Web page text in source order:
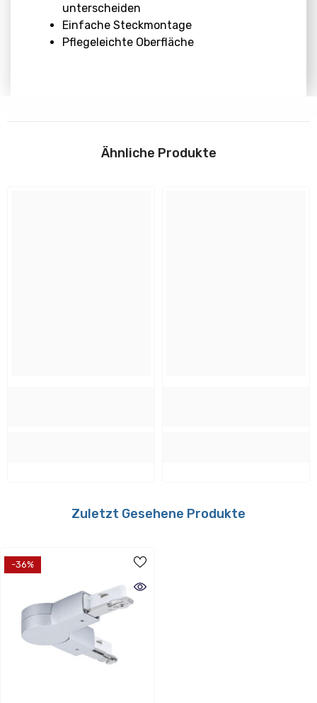
unterscheiden
Einfache Steckmontage
Pflegeleichte Oberfläche
Lebensdauer
Lebensdauer:
30000 h
Ähnliche Produkte
Zuletzt Gesehene Produkte
-36%